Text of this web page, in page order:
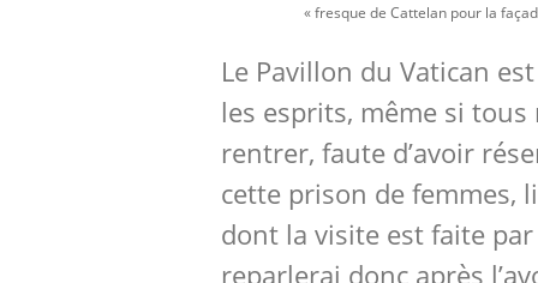
« fresque de Cattelan pour la
Le Pavillon du Vatican
les esprits, même si
rentrer, faute d’avoir
cette prison de femmes,
dont la visite est faite par
reparlerai donc après